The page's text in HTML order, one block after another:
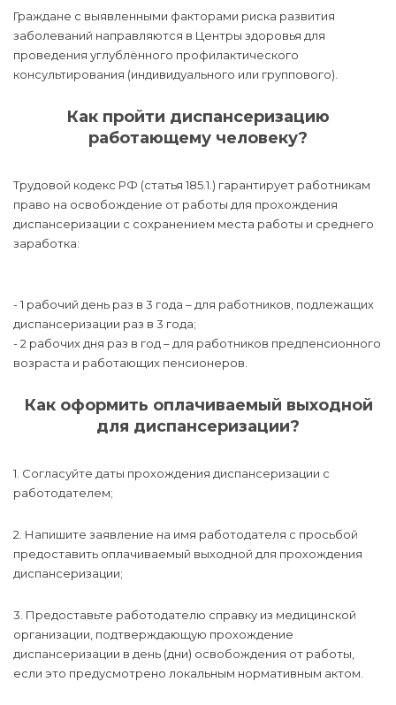
Граждане с выявленными факторами риска развития
заболеваний направляются в Центры здоровья для
проведения углублённого профилактического
консультирования (индивидуального или группового).
Как пройти диспансеризацию
работающему человеку?
Трудовой кодекс РФ (статья 185.1.) гарантирует работникам
право на освобождение от работы для прохождения
диспансеризации с сохранением места работы и среднего
заработка:
- 1 рабочий день раз в 3 года – для работников, подлежащих
диспансеризации раз в 3 года;
- 2 рабочих дня раз в год – для работников предпенсионного
возраста и работающих пенсионеров.
Как оформить оплачиваемый выходной
для диспансеризации?
1. Согласуйте даты прохождения диспансеризации с
работодателем;
2. Напишите заявление на имя работодателя с просьбой
предоставить оплачиваемый выходной для прохождения
диспансеризации;
3. Предоставьте работодателю справку из медицинской
организации, подтверждающую прохождение
диспансеризации в день (дни) освобождения от работы,
если это предусмотрено локальным нормативным актом.